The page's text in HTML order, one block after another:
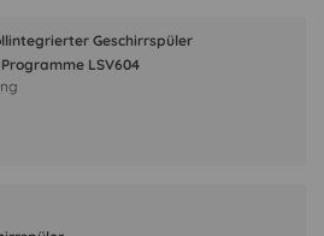
Geschirrspüler
LSV604